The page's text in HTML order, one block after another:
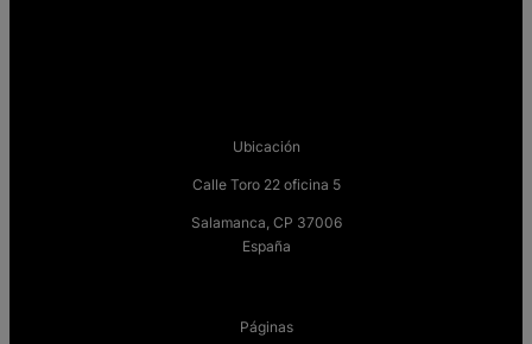
Ubicación
Calle Toro 22 oficina 5
Salamanca, CP 37006
España
Páginas